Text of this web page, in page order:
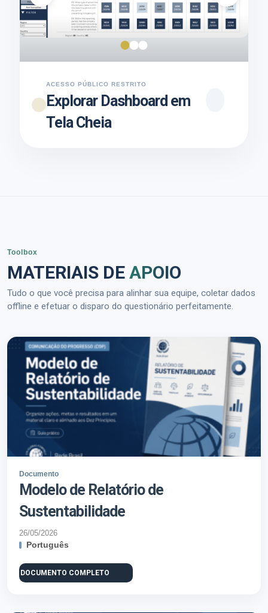
ACESSO PÚBLICO RESTRITO
Explorar Dashboard em
Tela Cheia
Toolbox
MATERIAIS DE APOIO
Tudo o que você precisa para alinhar sua equipe, coletar dados
offline e efetuar o disparo do questionário perfeitamente.
Documento
Modelo de Relatório de
Sustentabilidade
26/05/2026
Português
DOCUMENTO COMPLETO